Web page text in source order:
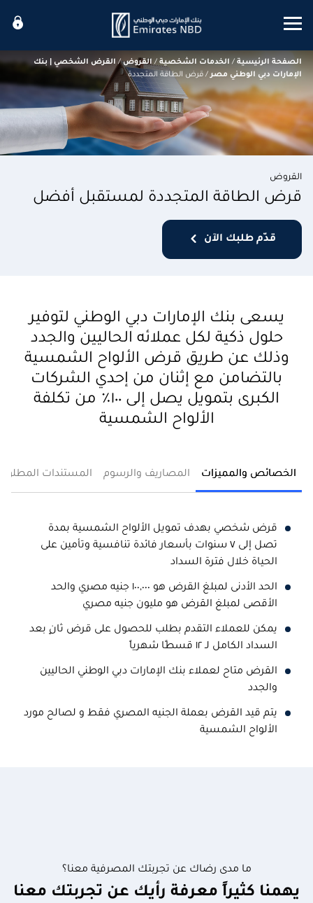
Mobile menu
الصفحة الرئيسية / الخدمات الشخصية / القروض/ القرض الشخصي | بنك
الإمارات دبي الوطني مصر/ قرض الطاقة المتجددة
القروض
قرض الطاقة المتجددة لمستقبل أفضل
قدّم طلبك الآن
يسعى بنك الإمارات دبي الوطني لتوفير
حلول ذكية لكل عملائه الحاليين والجدد
وذلك عن طريق قرض الألواح الشمسية
بالتضامن مع إثنان من إحدي الشركات
الكبرى بتمويل يصل إلى ١٠٠٪ من تكلفة
الألواح الشمسية
الخصائص والمميزات المصاريف والرسوم المستندات
قرض شخصي بهدف تمويل الألواح الشمسية بمدة
تصل إلى ٧ سنوات بأسعار فائدة تنافسية وتأمين على
الحياة خلال فترة السداد
الحد الأدنى لمبلغ القرض هو ١٠٠,٠٠٠ جنيه مصري والحد
الأقصى لمبلغ القرض هو مليون جنيه مصري
يمكن للعملاء التقدم بطلب للحصول على قرض ثانٍ بعد
السداد الكامل لـ ١٢ قسطًا شهرياً
القرض متاح لعملاء بنك الإمارات دبي الوطني الحاليين
والجدد
يتم قيد القرض بعملة الجنيه المصري فقط و لصالح مورد
الألواح الشمسية
ما مدى رضاك عن تجربتك المصرفية معنا؟
يهمنا كثيراً معرفة رأيك عن تجربتك معنا